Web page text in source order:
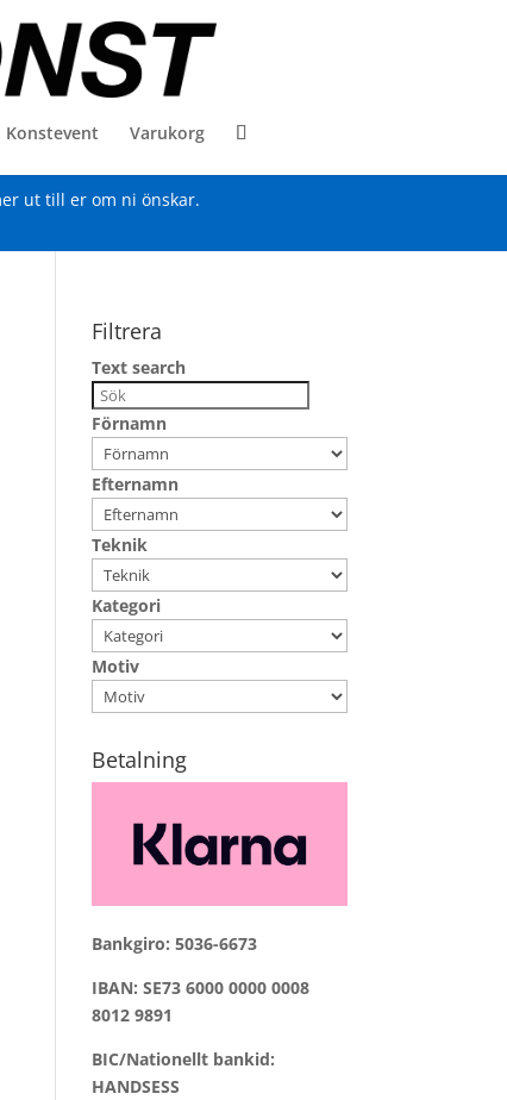
Konstevent Varukorg
ut till er om ni önskar.
Filtrera
Text search
Förnamn
Efternamn
Teknik
Kategori
Motiv
Betalning
Bankgiro: 5036-6673
IBAN: SE73 6000 0000 0008
8012 9891
BIC/Nationellt bankid:
HANDSESS